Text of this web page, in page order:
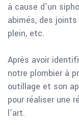
à cause d’un
abimés, des
plein, etc.
Après avoir
notre plombier à
outillage et son
pour réaliser une
l’art.